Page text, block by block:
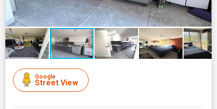
Google
Street View